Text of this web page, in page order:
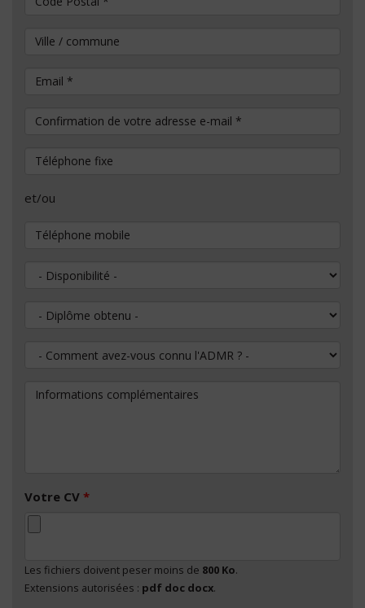
Ville / commune
Email*
Confirmation de votre adresse e-mail
Téléphone fixe
et/ou
Téléphone mobile
Disponibilité
Diplôme obtenu
Comment avez-vous connu l'ADMR ?
Informations complémentaires
Votre CV *
Les fichiers doivent peser moins de 800 Ko.
Extensions autorisées : pdf doc docx.